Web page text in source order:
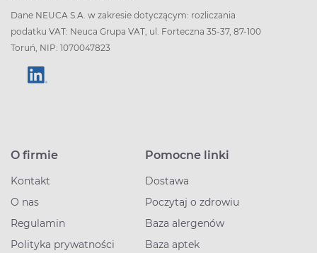
Dane NEUCA S.A. w zakresie dotyczącym: rozliczania
podatku VAT: Neuca Grupa VAT, ul. Forteczna 35-37, 87-100
Toruń, NIP: 1070047823
O firmie
Kontakt
O nas
Regulamin
Polityka prywatności
Pomocne linki
Dostawa
Poczytaj o zdrowiu
Baza alergenów
Baza aptek